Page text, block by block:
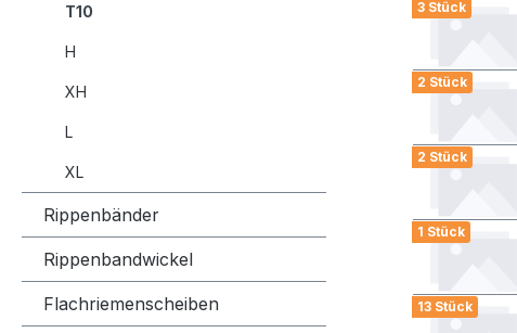
T10
H
XH
L
XL
Rippenbänder
Rippenbandwickel
Flachriemenscheiben
3 Stück
2 Stück
2 Stück
1 Stück
13 Stück